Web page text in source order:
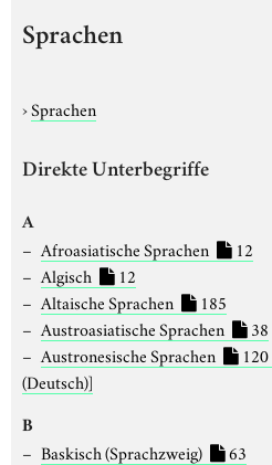
Sprachen
›Sprachen
Direkte Unterbegriffe
A
Afroasiatische Sprachen
12
Algisch
12
Altaische Sprachen
185
Austroasiatische Sprachen
38
Austronesische Sprachen
120
(Deutsch)]
B
Baskisch (Sprachzweig) 63